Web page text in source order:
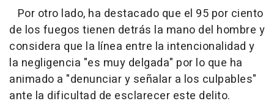
Por otro lado, ha destacado que el 95 por ciento
de los fuegos tienen detrás la mano del hombre y
considera que la línea entre la intencionalidad y
la negligencia "es muy delgada" por lo que ha
animado a "denunciar y señalar a los culpables"
ante la dificultad de esclarecer este delito.